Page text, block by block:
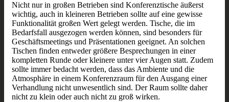
Nicht nur in großen Betrieben sind Konferenztische äußerst
wichtig, auch in kleineren Betrieben sollte auf eine gewisse
Funktionalität großen Wert gelegt werden. Tische, die im
Bedarfsfall ausgezogen werden können, sind besonders für
Geschäftsmeetings und Präsentationen geeignet. An solchen
Tischen finden entweder größere Besprechungen in einer
kompletten Runde oder kleinere unter vier Augen statt. Zudem
sollte immer bedacht werden, dass das Ambiente und die
Atmosphäre in einem Konferenzraum für den Ausgang einer
Verhandlung nicht unwesentlich sind. Der Raum sollte daher
nicht zu klein oder auch nicht zu groß wirken.